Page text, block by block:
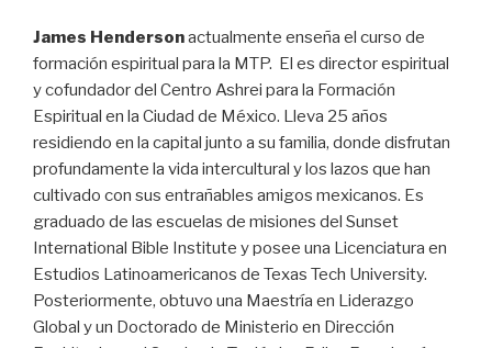
James Hendersonactualmente enseña el curso de
formación espiritual para la MTP. El es director espiritual
y cofundador del Centro Ashrei para la Formación
Espiritual en la Ciudad de México. Lleva 25 años
residiendo en la capital junto a su familia, donde disfrutan
profundamente la vida intercultural y los lazos que han
cultivado con sus entrañables amigos mexicanos. Es
graduado de las escuelas de misiones del Sunset
International Bible Institute y posee una Licenciatura en
Estudios Latinoamericanos de Texas Tech University.
Posteriormente, obtuvo una Maestría en Liderazgo
Global y un Doctorado de Ministerio en Dirección